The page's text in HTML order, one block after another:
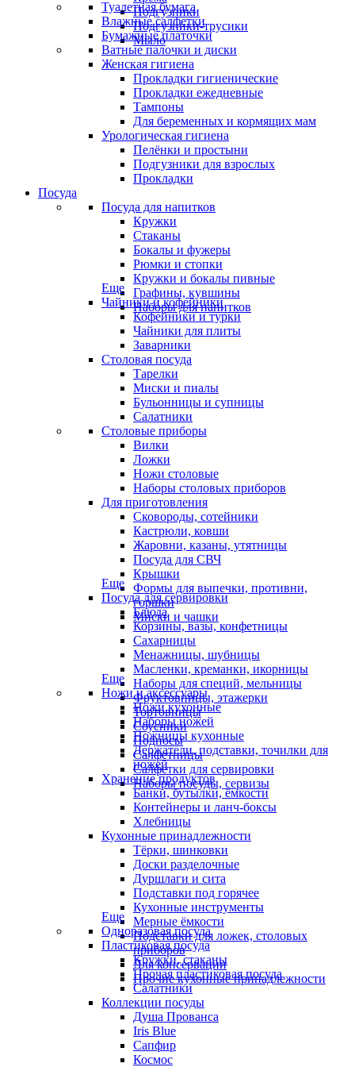
Подгузники
Подгузники-трусики
Мыло
Туалетная бумага
Влажные салфетки
Бумажные платочки
Ватные палочки и диски
Женская гигиена
Прокладки гигиенические
Прокладки ежедневные
Тампоны
Для беременных и кормящих мам
Урологическая гигиена
Пелёнки и простыни
Подгузники для взрослых
Прокладки
Посуда
Посуда для напитков
Кружки
Стаканы
Бокалы и фужеры
Рюмки и стопки
Кружки и бокалы пивные
Графины, кувшины
Наборы для напитков
Еще
Чайники и кофейники
Кофейники и турки
Чайники для плиты
Заварники
Столовая посуда
Тарелки
Миски и пиалы
Бульонницы и супницы
Салатники
Столовые приборы
Вилки
Ложки
Ножи столовые
Наборы столовых приборов
Для приготовления
Сковороды, сотейники
Кастрюли, ковши
Жаровни, казаны, утятницы
Посуда для СВЧ
Крышки
Формы для выпечки, противни,
горшки
Миски и чашки
Еще
Посуда для сервировки
Блюда
Корзины, вазы, конфетницы
Сахарницы
Менажницы, шубницы
Масленки, креманки, икорницы
Наборы для специй, мельницы
Фруктовницы, этажерки
Тортовницы
Соусники
Подносы
Салфетницы
Салфетки для сервировки
Наборы посуды, сервизы
Еще
Ножи и аксессуары
Ножи кухонные
Наборы ножей
Ножницы кухонные
Держатели, подставки, точилки для
ножей
Хранение продуктов
Банки, бутылки, ёмкости
Контейнеры и ланч-боксы
Хлебницы
Кухонные принадлежности
Тёрки, шинковки
Доски разделочные
Дуршлаги и сита
Подставки под горячее
Кухонные инструменты
Мерные ёмкости
Подставки для ложек, столовых
приборов
Для консервации
Прочие кухонные принадлежности
Еще
Одноразовая посуда
Пластиковая посуда
Кружки, стаканы
Прочая пластиковая посуда
Салатники
Коллекции посуды
Душа Прованса
Iris Blue
Сапфир
Космос